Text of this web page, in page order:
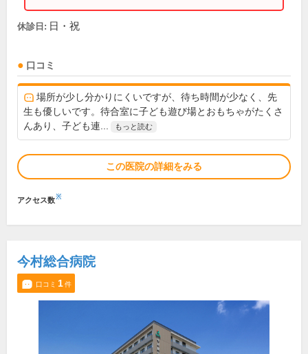
休診日: 日・祝
口コミ
場所が少し分かりにくいですが、待ち時間が少なく、先
生も優しいです。待合室に子ども遊び場とおもちゃがたくさ
んあり、子ども連...
もっと読む
この医院の詳細をみる
アクセス数※
今村総合病院
口コミ 1件